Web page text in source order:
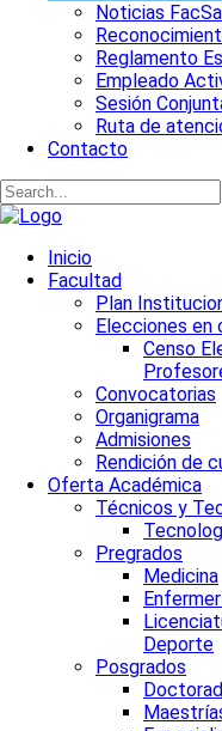
Noticias
Reglamento
Empleado
Sesión
Ruta de
Contacto
Inicio
Facultad
Plan
Elecciones en
Censo
Convocatorias
Organigrama
Admisiones
Rendición de
Oferta Académica
Técnicos y
Pregrados
Medicina
Deporte
Posgrados